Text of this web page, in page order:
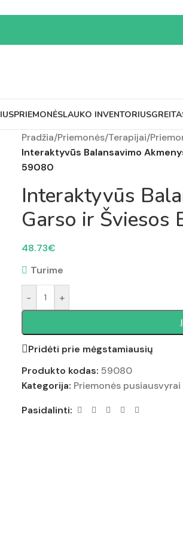
PRIEMONĖSLAUKO INVENTORIUS
Pradžia/Priemonės/Terapijai/
Interaktyvūs Balansavimo
59080
Interaktyvūs
Garso ir Šviesos
48.73€
Turime
- +
Pridėti prie mėgstamiausių
Produkto kodas: 59080
Kategorija: Priemonės pusiausvyrai
Pasidalinti: